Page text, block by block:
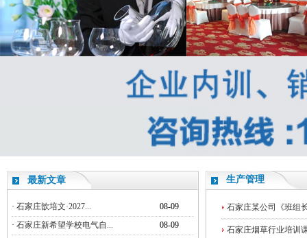
最新文章
· 石家庄歆培文·2027...
08-09
· 石家庄新希望学校电气自...
08-09
生产管理
石家庄某公司《班组
石家庄烟草行业培训